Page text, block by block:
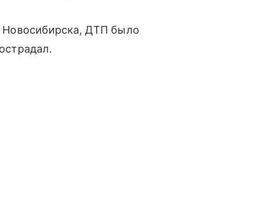
Новосибирска, ДТП было